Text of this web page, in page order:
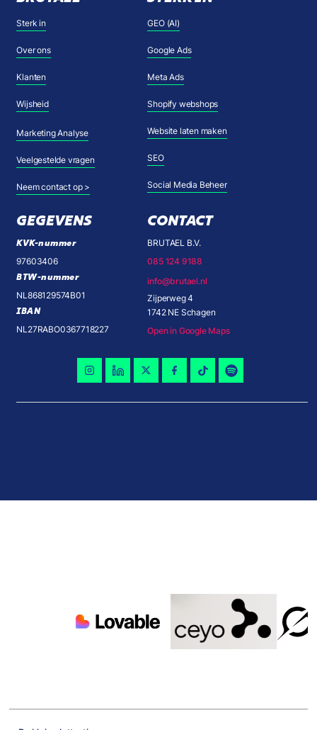
Sterk in
Over ons
Klanten
Wijsheid
Marketing Analyse
Veelgestelde vragen
Neem contact op >
GEO (AI)
Google Ads
Meta Ads
Shopify webshops
Website laten maken
SEO
Social Media Beheer
GEGEVENS
KVK-nummer
97603406
BTW-nummer
NL868129574B01
IBAN
NL27RABO0367718227
CONTACT
BRUTAEL B.V.
085 124 9188
info@brutael.nl
Zijperweg 4
1742 NE Schagen
Open in Google Maps